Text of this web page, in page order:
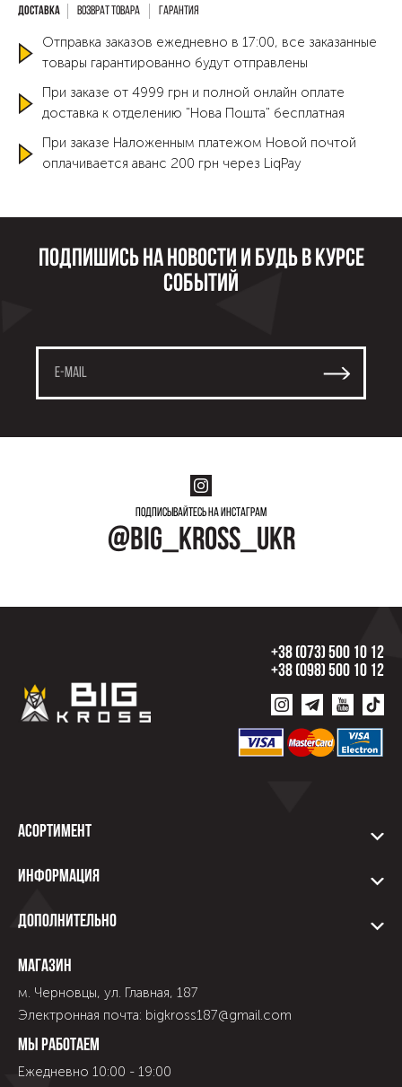
Возврат товара Гарантия
Отправка заказов ежедневно в 17:00, все заказанные
товары гарантированно будут отправлены
При заказе от 4999 грн и полной онлайн оплате
доставка к отделению "Нова Пошта" бесплатная
При заказе Наложенным платежом Новой почтой
оплачивается аванс 200 грн через LiqPay
Подпишись на новости и будь в курсе
событий
Подписывайтесь на инстаграм
@big_kross_ukr
+38 (073) 500 10 12
+38 (098) 500 10 12
Асортимент
Информация
Дополнительно
Магазин
м. Черновцы, ул. Главная, 187
Электронная почта: bigkross187@gmail.com
Мы работаем
Ежедневно 10:00 - 19:00